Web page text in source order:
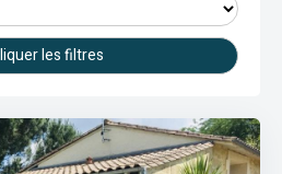
les filtres